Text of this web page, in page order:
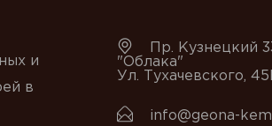
и
в
Пр. Кузнецкий
"Облака"
Ул. Тухачевского,
info@geona-